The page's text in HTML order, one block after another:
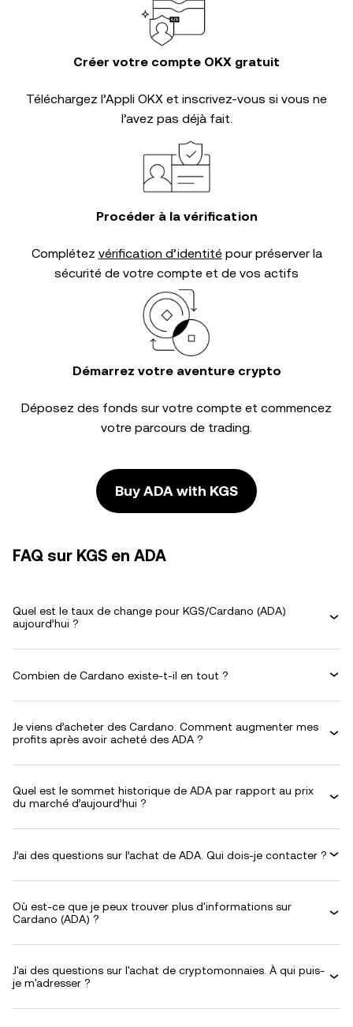
Créer votre compte OKX gratuit
Téléchargez l’Appli OKX et inscrivez-vous si vous ne
l’avez pas déjà fait.
Procéder à la vérification
Complétez vérification d’identitépour préserver la
sécurité de votre compte et de vos actifs
Démarrez votre aventure crypto
Déposez des fonds sur votre compte et commencez
votre parcours de trading.
Buy ADA with KGS
FAQ sur KGS en ADA
Quel est le taux de change pour KGS/Cardano (ADA)
aujourd’hui ?
Combien de Cardano existe-t-il en tout ?
Je viens d’acheter des Cardano. Comment augmenter mes
profits après avoir acheté des ADA ?
Quel est le sommet historique de ADA par rapport au prix
du marché d’aujourd’hui ?
J’ai des questions sur l’achat de ADA. Qui dois-je contacter ?
Où est-ce que je peux trouver plus d'informations sur
Cardano (ADA) ?
J'ai des questions sur l'achat de cryptomonnaies. À qui puis-
je m'adresser ?